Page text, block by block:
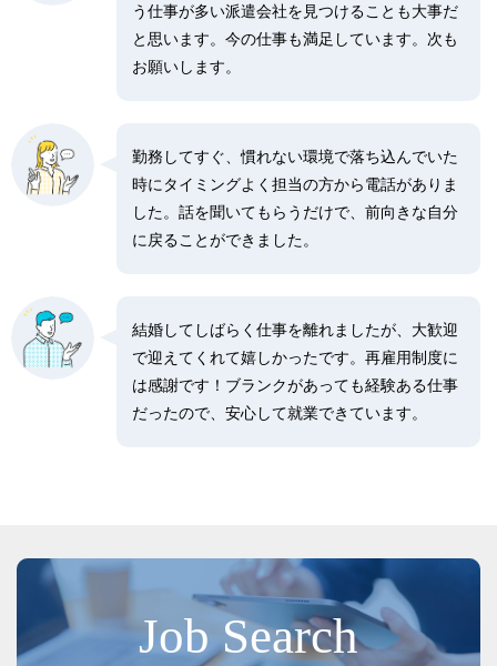
う仕事が多い派遣会社を見つけることも大事だ
と思います。今の仕事も満足しています。次も
お願いします。
勤務してすぐ、慣れない環境で落ち込んでいた
時にタイミングよく担当の方から電話がありま
した。話を聞いてもらうだけで、前向きな自分
に戻ることができました。
結婚してしばらく仕事を離れましたが、大歓迎
で迎えてくれて嬉しかったです。再雇用制度に
は感謝です！ブランクがあっても経験ある仕事
だったので、安心して就業できています。
Job Search